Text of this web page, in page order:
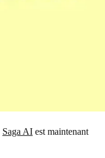
Saga AI est maintenant